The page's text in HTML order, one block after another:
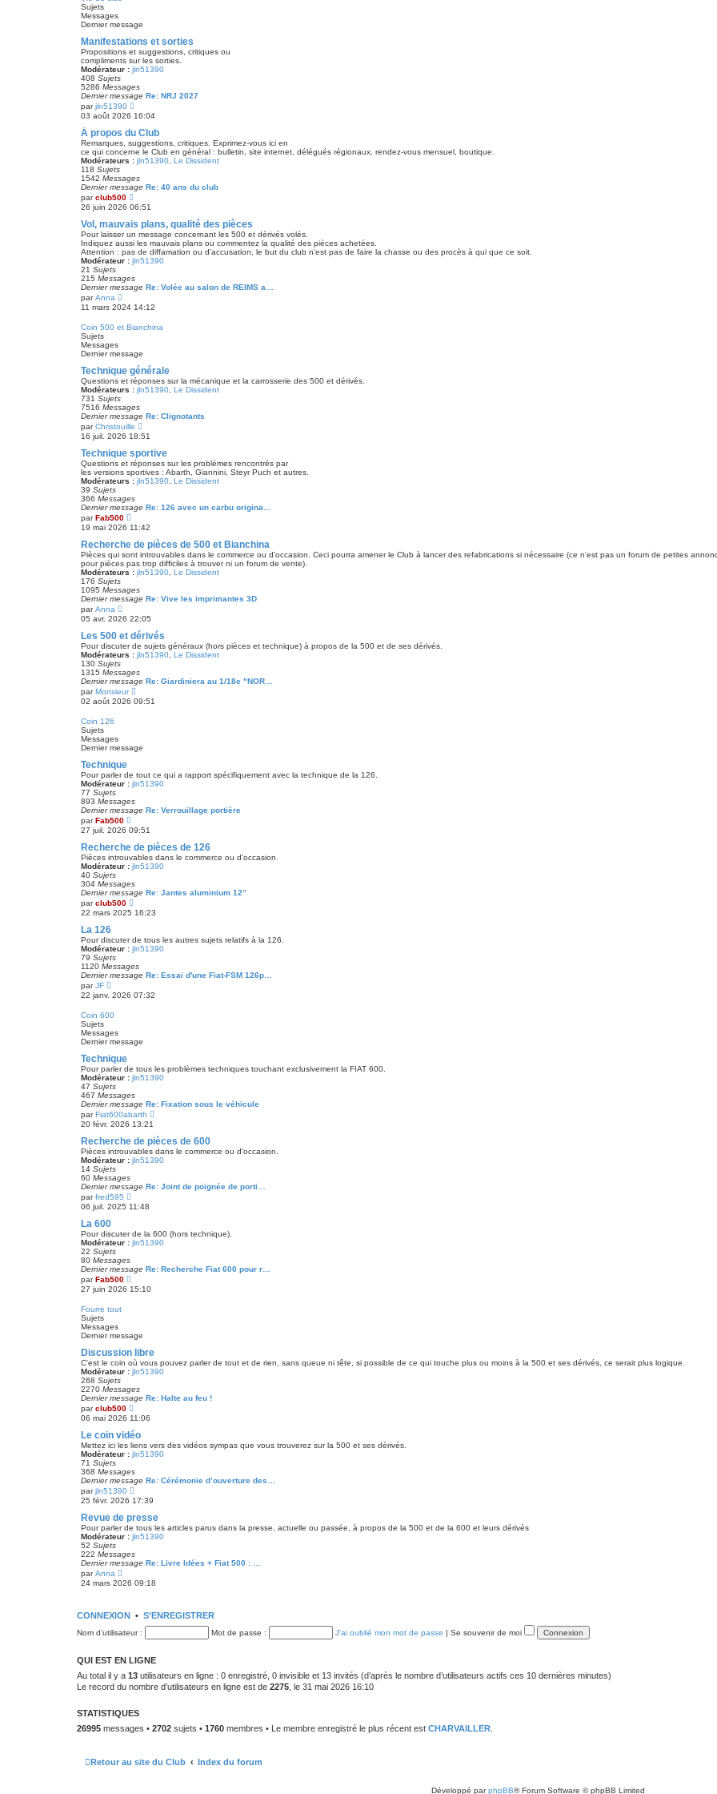
e
n
i
e
r
e
s
a
e
Sujets
Messages
Dernier message
Manifestations et sorties
Propositions et suggestions, critiques ou
compliments sur les sorties.
Modérateur : jln51390
408 Sujets
5286 Messages
Dernier message Re: NRJ 2027
parjln51390
o
i
r
l
e
d
e
n
i
r
e
s
s
a
g
03 août 2026 16:04
À propos du Club
Remarques, suggestions, critiques. Exprimez-vous ici en
ce qui concerne le Club en général : bulletin, site internet, délégués régionaux, rendez-vous mensuel, boutique.
Modérateurs : jln51390 Le Dissident
118 Sujets
1542 Messages
Dernier message Re: 40 ans du club
parclub500
o
i
r
l
e
d
e
r
i
e
m
s
g
26 juin 2026 06:51
Vol, mauvais plans, qualité des pièces
Pour laisser un message concernant les 500 et dérivés volés.
Indiquez aussi les mauvais plans ou commentez la qualité des pièces achetées.
Attention : pas de diffamation ou d'accusation, le but du club n'est pas de faire la chasse ou des procès à qui que ce soit.
Modérateur : jln51390
21 Sujets
215 Messages
Dernier message Re: Volée au salon de REIMS a…
parAnna
o
i
l
e
n
i
e
m
e
s
s
g
e
11 mars 2024 14:12
Coin 500 et Bianchina
Sujets
Messages
Dernier message
Technique générale
Questions et réponses sur la mécanique et la carrosserie des 500 et dérivés.
Modérateurs : jln51390 Le Dissident
731 Sujets
7516 Messages
Dernier message Re: Clignotants
parChristouille
o
i
r
l
e
d
e
n
i
r
e
s
s
a
16 juil. 2026 18:51
Technique sportive
Questions et réponses sur les problèmes rencontrés par
les versions sportives : Abarth, Giannini, Steyr Puch et autres.
Modérateurs : jln51390 Le Dissident
39 Sujets
366 Messages
Dernier message Re: 126 avec un carbu origina…
parFab500
o
i
e
d
e
n
i
r
e
s
s
g
e
19 mai 2026 11:42
Recherche de pièces de 500 et Bianchina
Pièces qui sont introuvables dans le commerce ou d'occasion. Ceci pourra amener le Club à lancer des refabrications si nécessaire (ce n'est pas un forum de petites
pour pièces pas trop difficiles à trouver ni un forum de vente).
Modérateurs : jln51390 Le Dissident
176 Sujets
1095 Messages
Dernier message Re: Vive les imprimantes 3D
parAnna
o
r
l
e
d
r
n
i
e
s
g
e
05 avr. 2026 22:05
Les 500 et dérivés
Pour discuter de sujets généraux (hors pièces et technique) à propos de la 500 et de ses dérivés.
Modérateurs : jln51390 Le Dissident
130 Sujets
1315 Messages
Dernier message Re: Giardiniera au 1/18e "NOR…
parMonsieur
o
i
e
i
e
e
s
g
e
02 août 2026 09:51
Coin 126
Sujets
Messages
Dernier message
Technique
Pour parler de tout ce qui a rapport spécifiquement avec la technique de la 126.
Modérateur : jln51390
77 Sujets
893 Messages
Dernier message Re: Verrouillage portière
parFab500
o
i
e
d
r
n
i
e
e
s
a
g
27 juil. 2026 09:51
Recherche de pièces de 126
Pièces introuvables dans le commerce ou d'occasion.
Modérateur : jln51390
40 Sujets
304 Messages
Dernier message Re: Jantes aluminium 12”
parclub500
o
e
d
r
n
e
s
e
22 mars 2025 16:23
La 126
Pour discuter de tous les autres sujets relatifs à la 126.
Modérateur : jln51390
79 Sujets
1120 Messages
Dernier message Re: Essai d'une Fiat-FSM 126p…
parJF
o
l
d
e
n
i
e
r
m
e
s
s
g
e
22 janv. 2026 07:32
Coin 600
Sujets
Messages
Dernier message
Technique
Pour parler de tous les problèmes techniques touchant exclusivement la FIAT 600.
Modérateur : jln51390
47 Sujets
467 Messages
Dernier message Re: Fixation sous le véhicule
parFiat600abarth
r
l
e
d
n
e
s
g
20 févr. 2026 13:21
Recherche de pièces de 600
Pièces introuvables dans le commerce ou d'occasion.
Modérateur : jln51390
14 Sujets
60 Messages
Dernier message Re: Joint de poignée de porti…
parfred595
o
i
e
d
n
e
s
g
e
06 juil. 2025 11:48
La 600
Pour discuter de la 600 (hors technique).
Modérateur : jln51390
22 Sujets
80 Messages
Dernier message Re: Recherche Fiat 600 pour r…
parFab500
o
i
e
n
i
e
m
e
s
s
g
e
27 juin 2026 15:10
Fourre tout
Sujets
Messages
Dernier message
Discussion libre
C'est le coin où vous pouvez parler de tout et de rien, sans queue ni tête, si possible de ce qui touche plus ou moins à la 500 et ses dérivés, ce serait plus logique.
Modérateur : jln51390
268 Sujets
2270 Messages
Dernier message Re: Halte au feu !
parclub500
o
i
r
l
e
d
r
n
i
e
m
e
s
a
g
06 mai 2026 11:06
Le coin vidéo
Mettez ici les liens vers des vidéos sympas que vous trouverez sur la 500 et ses dérivés.
Modérateur : jln51390
71 Sujets
368 Messages
Dernier message Re: Cérémonie d’ouverture des…
parjln51390
o
i
r
l
e
d
r
n
e
a
e
25 févr. 2026 17:39
Revue de presse
Pour parler de tous les articles parus dans la presse, actuelle ou passée, à propos de la 500 et de la 600 et leurs dérivés
Modérateur : jln51390
52 Sujets
222 Messages
Dernier message Re: Livre Idées + Fiat 500 : …
parAnna
o
i
e
e
i
r
m
s
g
24 mars 2026 09:18
CONNEXION • S’ENREGISTRER
Nom d’utilisateur : Mot de passe : J’ai oublié mon mot de passe | Se souvenir de moi
QUI EST EN LIGNE
Au total il y a 13 utilisateurs en ligne : 0 enregistré, 0 invisible et 13 invités (d’après le nombre d’utilisateurs actifs ces 10 dernières minutes)
Le record du nombre d’utilisateurs en ligne est de 2275 , le 31 mai 2026 16:10
STATISTIQUES
26995 messages • 2702 sujets • 1760 membres • Le membre enregistré le plus récent est CHARVAILLER
Retour au site du Club Index du forum
Développé parphpBB® Forum Software © phpBB Limited